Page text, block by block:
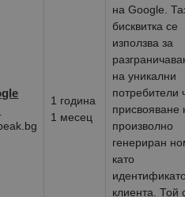
1 година
1 месец
на Google.
бисквитка се
използва за
на уникални
потребители
присвояване
произволно
генериран
като
клиента. Той